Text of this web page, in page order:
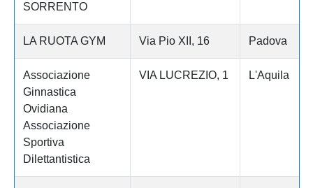
SORRENTO
LA RUOTA GYM Via Pio XII, 16 Padova
Associazione
Ginnastica
Ovidiana
Associazione
Sportiva
Dilettantistica
VIA LUCREZIO, 1 L'Aquila